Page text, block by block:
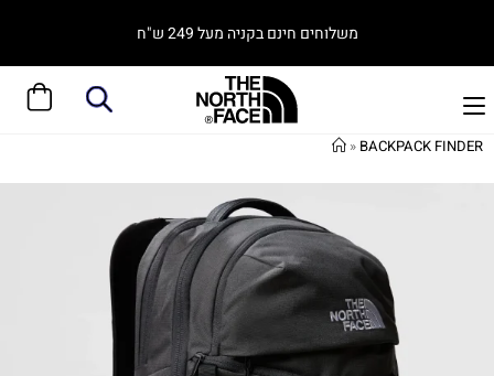
משלוחים חינם בקניה מעל 249 ש"ח
» BACKPACK FINDER